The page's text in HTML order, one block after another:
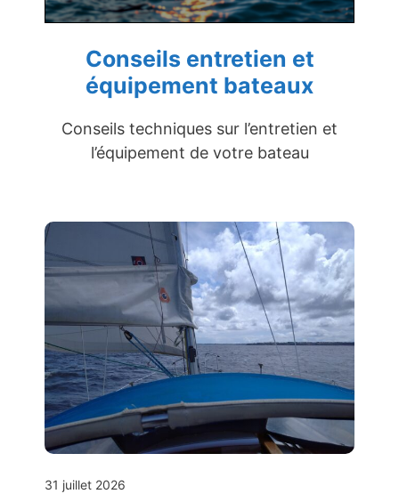
Conseils entretien et
équipement bateaux
Conseils techniques sur l’entretien et
l’équipement de votre bateau
31 juillet 2026